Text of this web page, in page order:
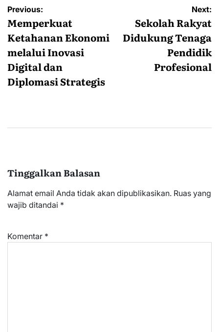
Navigasi
pos
Previous:
Memperkuat
Ketahanan Ekonomi
melalui Inovasi
Digital dan
Diplomasi Strategis
Next:
Sekolah Rakyat
Didukung Tenaga
Pendidik
Profesional
Tinggalkan Balasan
Alamat email Anda tidak akan dipublikasikan. Ruas yang
wajib ditandai *
Komentar *